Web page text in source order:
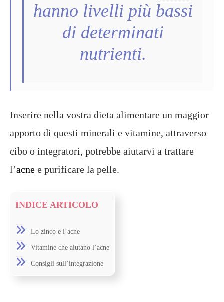
hanno livelli più bassi
di determinati
nutrienti.
Inserire nella vostra dieta alimentare un maggior
apporto di questi minerali e vitamine, attraverso
cibo o integratori, potrebbe aiutarvi a trattare
l’acne e purificare la pelle.
INDICE ARTICOLO
Lo zinco e l’acne
Vitamine che aiutano l’acne
Consigli sull’integrazione